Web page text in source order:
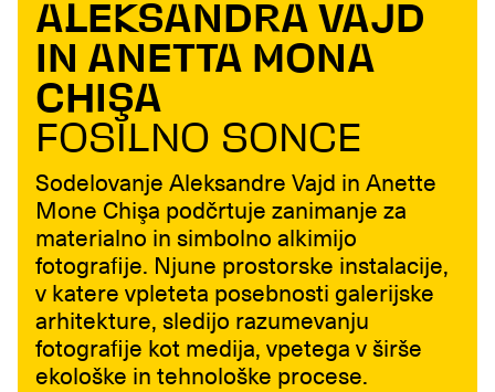
ALEKSANDRA VAJD
IN ANETTA MONA
CHIŞA
FOSILNO SONCE
Sodelovanje Aleksandre Vajd in Anette
Mone Chişa podčrtuje zanimanje za
materialno in simbolno alkimijo
fotografije. Njune prostorske instalacije,
v katere vpleteta posebnosti galerijske
arhitekture, sledijo razumevanju
fotografije kot medija, vpetega v širše
ekološke in tehnološke procese.